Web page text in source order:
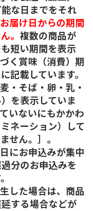
な日までをそれ
お届け日からの期間
。 複数の商品が
短い期間を表示
く賞味（消費）期
記載しています。
・そば・卵・乳・
を表示していま
いないにもかかわ
ネーション）して
せん。］。
にお申込みが集中
分のお申込みを
した場合は、商品
する場合などが